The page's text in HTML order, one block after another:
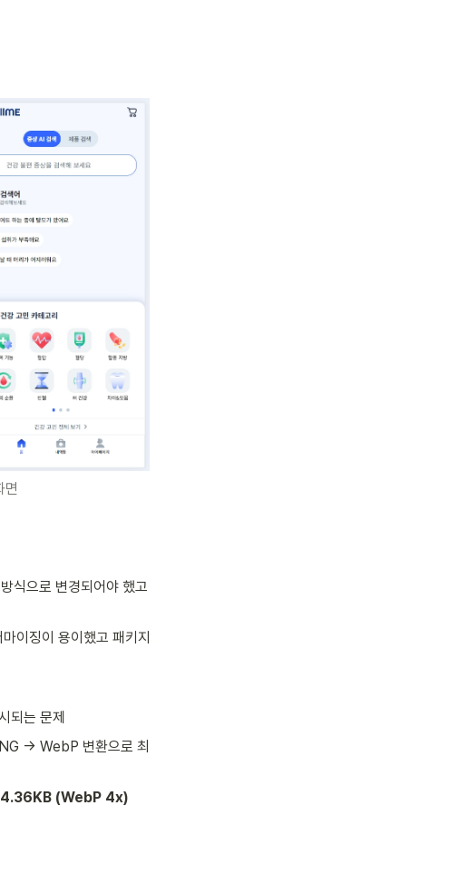
면
식으로 변경되어야 했고
이징이 용이했고 패키지
되는 문제
→ WebP 변환으로 최
(WebP 4x)